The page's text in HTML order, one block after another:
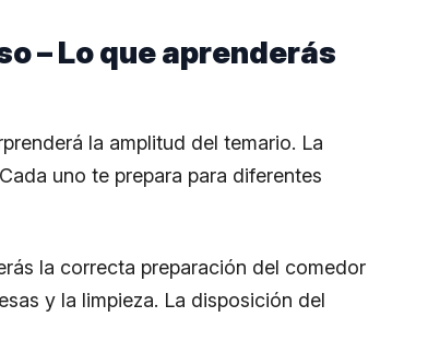
– Lo que aprenderás
la amplitud del temario. La
uno te prepara para diferentes
la correcta preparación del comedor
y la limpieza. La disposición del